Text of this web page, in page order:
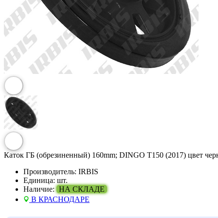
Каток ГБ (обрезиненный) 160mm; DINGO T150 (2017) цвет
Производитель: IRBIS
Единица: шт.
Наличие: НА СКЛАДЕ
В КРАСНОДАРЕ